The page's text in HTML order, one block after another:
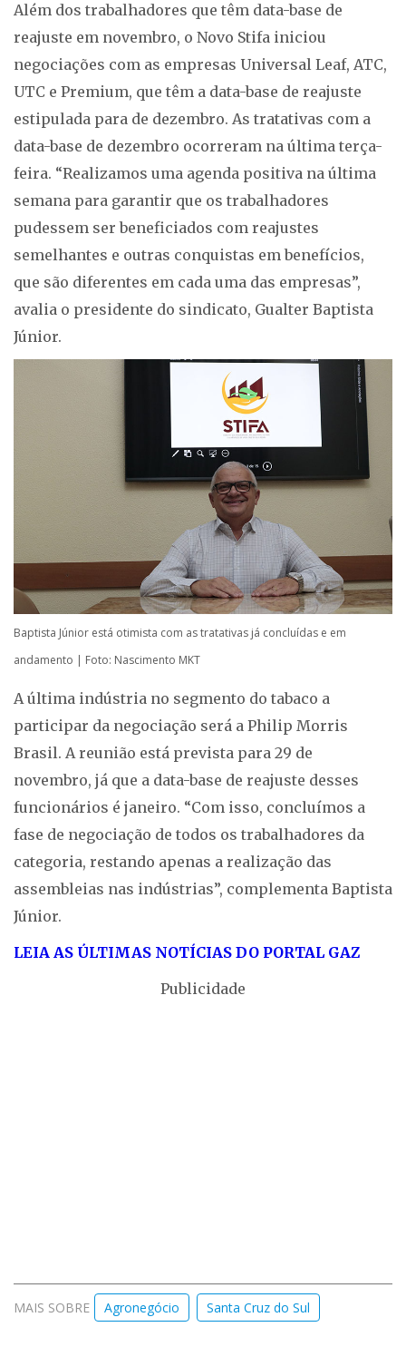
Além dos trabalhadores que têm data-base de
reajuste em novembro, o Novo Stifa iniciou
negociações com as empresas Universal Leaf, ATC,
UTC e Premium, que têm a data-base de reajuste
estipulada para de dezembro. As tratativas com a
data-base de dezembro ocorreram na última terça-
feira. “Realizamos uma agenda positiva na última
semana para garantir que os trabalhadores
pudessem ser beneficiados com reajustes
semelhantes e outras conquistas em benefícios,
que são diferentes em cada uma das empresas”,
avalia o presidente do sindicato, Gualter Baptista
Júnior.
Baptista Júnior está otimista com as tratativas já concluídas e em
andamento | Foto: Nascimento MKT
A última indústria no segmento do tabaco a
participar da negociação será a Philip Morris
Brasil. A reunião está prevista para 29 de
novembro, já que a data-base de reajuste desses
funcionários é janeiro. “Com isso, concluímos a
fase de negociação de todos os trabalhadores da
categoria, restando apenas a realização das
assembleias nas indústrias”, complementa Baptista
Júnior.
LEIA AS ÚLTIMAS NOTÍCIAS DO PORTAL GAZ
Publicidade
MAIS SOBRE Agronegócio Santa Cruz do Sul